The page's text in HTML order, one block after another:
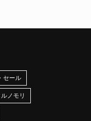
セール
ノモリ